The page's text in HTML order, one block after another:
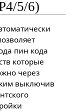
5/6)
пин кода
которые
через
выключив